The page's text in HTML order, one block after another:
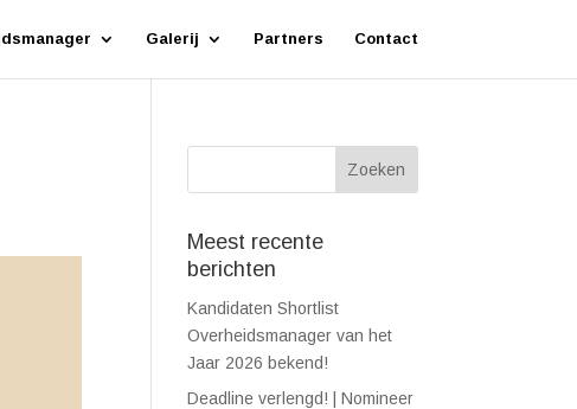
Galerij Partners Contact
Meest recente
berichten
Kandidaten Shortlist
Overheidsmanager van het
Jaar 2026 bekend!
Deadline verlengd! | Nomineer